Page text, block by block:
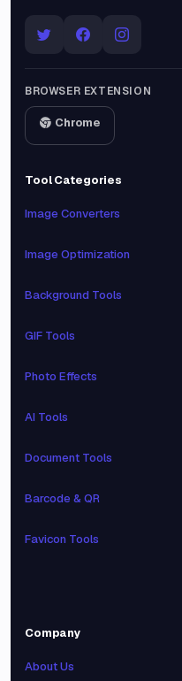
BROWSER EXTENSION
Chrome
Tool Categories
Image Converters
Image Optimization
Background Tools
GIF Tools
Photo Effects
AI Tools
Document Tools
Barcode & QR
Favicon Tools
Company
About Us